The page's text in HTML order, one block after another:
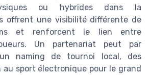
ou hybrides dans la
offrent une visibilité différente de
et renforcent le lien entre
Un partenariat peut par
naming de tournoi local, des
au sport électronique pour le grand